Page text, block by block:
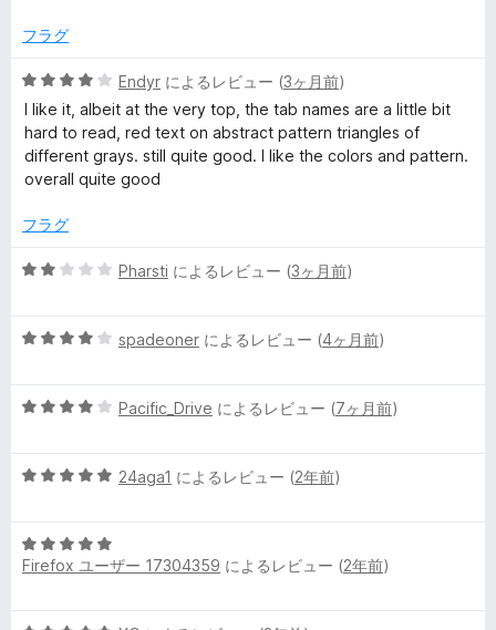
中
の
評
価
フラグ
5
段
階
中
4
評
Endyr によるレビュー (3ヶ月前)
I like it, albeit at the very top, the tab names are a little bit
hard to read, red text on abstract pattern triangles of
different grays. still quite good. I like the colors and pattern.
overall quite good
フラグ
5
中
評
Pharsti によるレビュー (3ヶ月前)
5
中
評
spadeoner によるレビュー (4ヶ月前)
5
中
評
価
Pacific_Drive によるレビュー (7ヶ月前)
5
中
5
24aga1 によるレビュー (2年前)
5
段
Firefox ユーザー 17304359 によるレビュー (2年前)